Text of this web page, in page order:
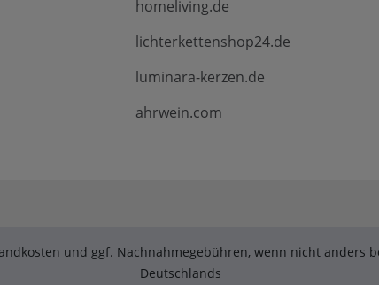
homeliving.de
lichterkettenshop24.de
luminara-kerzen.de
ahrwein.com
und ggf. Nachnahmegebühren, wenn nicht
Deutschlands